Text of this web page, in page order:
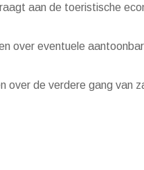
aan de toeristische
over eventuele
over de verdere gang van